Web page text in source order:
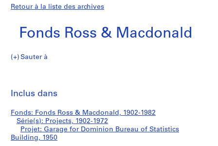
Retour à la liste des archives
Fonds Ross & Macdonald
Sauter à
d
s
R
s
for
Dominion
Bureau
Inclus dans
Fonds: Fonds Ross & Macdonald, 1902-1982
Série(s): Projects, 1902-1972
Projet: Garage for Dominion Bureau of Statistics
Building, 1950